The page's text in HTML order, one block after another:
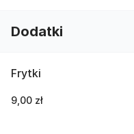
Dodatki
Frytki
9,00 zł